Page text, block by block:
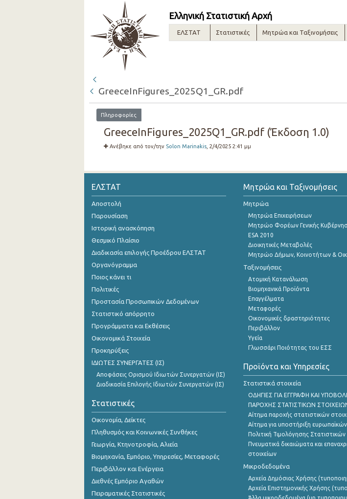
Ελληνική Στατιστική Αρχή
ΕΛΣΤΑΤ Στατιστικές Μητρώα και Ταξινομήσεις
GreeceInFigures_2025Q1_GR.pdf
Πληροφορίες
GreeceInFigures_2025Q1_GR.pdf (Έκδοση 1.0)
Ανέβηκε από τον/την Solon Marinakis, 2/4/2025 2:41 μμ
ΕΛΣΤΑΤ
Αποστολή
Παρουσίαση
Ιστορική ανασκόπηση
Θεσμικό Πλαίσιο
Διαδικασία επιλογής Προέδρου ΕΛΣΤΑΤ
Οργανόγραμμα
Ποιος κάνει τι
Πολιτικές
Προστασία Προσωπικών Δεδομένων
Στατιστικό απόρρητο
Προγράμματα και Εκθέσεις
Οικονομικά Στοιχεία
Προκηρύξεις
ΙΔΙΩΤΕΣ ΣΥΝΕΡΓΑΤΕΣ (ΙΣ)
Αποφάσεις Ορισμού Ιδιωτών Συνεργατών (ΙΣ)
Διαδικασία Επιλογής Ιδιωτών Συνεργατών (ΙΣ)
Στατιστικές
Οικονομία, Δείκτες
Πληθυσμός και Κοινωνικές Συνθήκες
Γεωργία, Κτηνοτροφία, Αλιεία
Βιομηχανία, Εμπόριο, Υπηρεσίες, Μεταφορές
Περιβάλλον και Ενέργεια
Διεθνές Εμπόριο Αγαθών
Πειραματικές Στατιστικές
Μητρώα και Ταξινομήσεις
Μητρώα
Μητρώα Επιχειρήσεων
Μητρώο Φορέων Γενικής
ESA 2010
Διοικητικές Μεταβολές
Μητρώο Δήμων, Κοινοτήτων &
Ταξινομήσεις
Ατομική Κατανάλωση
Βιομηχανικά Προϊόντα
Επαγγέλματα
Μεταφορές
Οικονομικές δραστηριότητες
Περιβάλλον
Υγεία
Γλωσσάρι Ποιότητας του ΕΣΣ
Προϊόντα και Υπηρεσίες
Στατιστικά στοιχεία
ΟΔΗΓΙΕΣ ΓΙΑ ΕΓΓΡΑΦΗ ΚΑΙ
ΠΑΡΟΧΗΣ ΣΤΑΤΙΣΤΙΚΩΝ
Αίτημα παροχής στατιστικών
Αίτημα για υποστήριξη
Πολιτική Τιμολόγησης
Πνευματικά δικαιώματα και
στοιχείων
Μικροδεδομένα
Αρχεία Δημόσιας Χρήσης
Αρχεία Επιστημονικής Χρήσης